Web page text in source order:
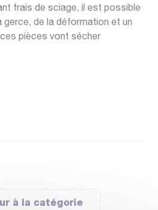
frais de sciage, il est possible
gerce, de la déformation et un
pièces vont sécher
à la catégorie